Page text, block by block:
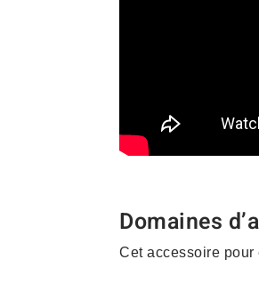
Domaines
Cet accessoire pour